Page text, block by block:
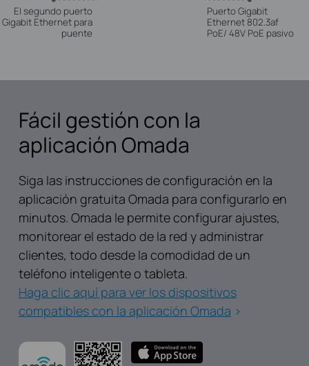
El segundo puerto
Gigabit Ethernet para
puente
Puerto Gigabit
Ethernet 802.3af
PoE/ 48V PoE pasivo
Fácil gestión con la
aplicación Omada
Siga las instrucciones de configuración en la
aplicación gratuita Omada para configurarlo en
minutos. Omada le permite configurar ajustes,
monitorear el estado de la red y administrar
clientes, todo desde la comodidad de un
teléfono inteligente o tableta.
Haga clic aquí para ver los dispositivos
compatibles con la aplicación Omada >